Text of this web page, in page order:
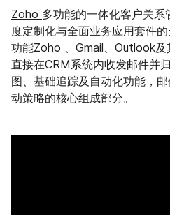
Zoho 多功能的一体化客户关
度定制化与全面业务应用套件
功能Zoho 、Gmail、Outlook
直接在CRM系统内收发邮件并
图、基础追踪及自动化功能，
动策略的核心组成部分。